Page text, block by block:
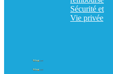
Sécurité et
Vie privée